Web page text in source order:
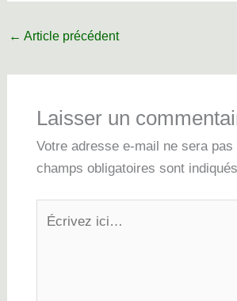
← Article précédent
Laisser un
Votre adresse e-mail ne sera pas
champs obligatoires sont